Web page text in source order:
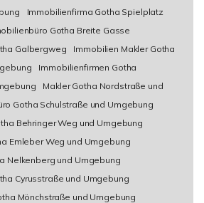
Immobilienfirma Gotha Spielplatz
Gotha Breite Gasse
Galbergweg
Immobilien Makler Gotha
Immobilienfirmen Gotha
Makler Gotha Nordstraße und
Gotha Schulstraße und Umgebung
Behringer Weg und Umgebung
Emleber Weg und Umgebung
Nelkenberg und Umgebung
Cyrusstraße und Umgebung
Mönchstraße und Umgebung